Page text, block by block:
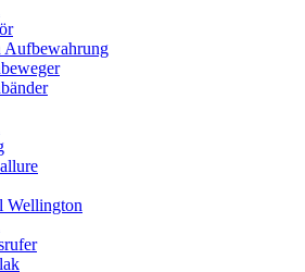
Aufbewahrung
Wellington